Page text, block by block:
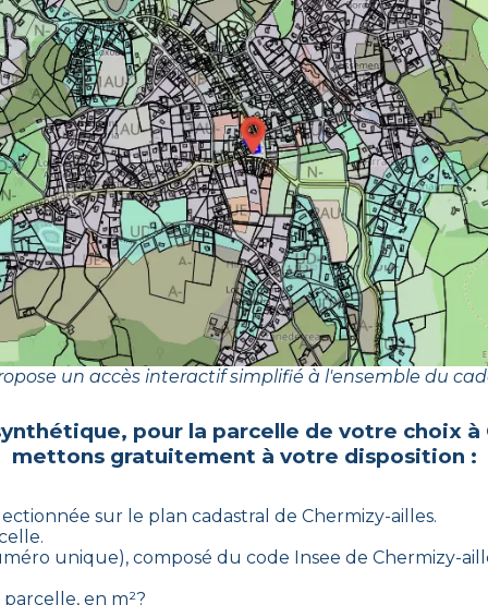
un accès interactif simplifié à l'ensemble du
pour la parcelle de votre choix à
mettons gratuitement à votre disposition :
sur le plan cadastral de Chermizy-ailles.
unique), composé du code Insee de Chermizy-
en m²?